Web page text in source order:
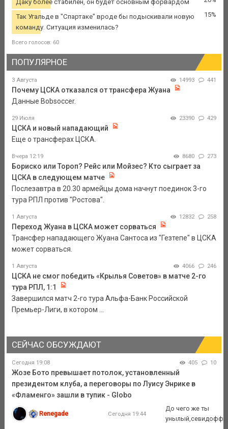
Даку более стабилен, он будет основным форвардом
Так Угальде в "Спартаке" вроде бы подыскивали новую
команду. Ситуация изменилась?
15%
Всего голосов: 60
ПОПУЛЯРНОЕ
3 Августа 14993 441
Почему ЦСКА отказался от трансфера Жуана
Данные Bobsoccer.
29 Июля 23390 429
ЦСКА и новый нападающий
Еще о трансферах ЦСКА.
Вчера 12:19 8680 273
Бориско или Тороп? Рейс или Мойзес? Кто сыграет за
ЦСКА в следующем матче
Послезавтра в 20.30 армейцы дома начнут поединок 3-го
тура РПЛ против "Ростова".
1 Августа 12832 258
Переход Жуана в ЦСКА может сорваться
Трансфер нападающего Жуана Сантоса из "Гезтепе" в ЦСКА
может сорваться.
1 Августа 4066 246
ЦСКА не смог победить «Крылья Советов» в матче 2-го
тура РПЛ, 1:1
Завершился матч 2-го тура Альфа-Банк Российской
Премьер-Лиги, в котором ...
СЕЙЧАС ОБСУЖДАЮТ
Сегодня 19:08 405 10
Жозе Бото превышает потолок, установленный
президентом клуба, а переговоры по Луису Энрике в
«Фламенго» зашли в тупик - Globo
Renegade Сегодня 19:44
До чего же ты
унылый,севидофф.